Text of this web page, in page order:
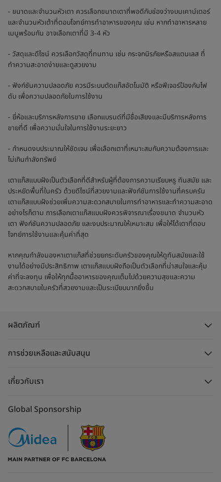
- ขนาดและจำนวนหัวเตา ควรเลือกขนาดเตาที่พอดีกับช่องว่างบนเคาน์เตอร์
และจำนวนหัวเต้าที่ตอบโจทย์การทำอาหารของคุณ เช่น หากทำอาหารหลาย
เมนูพร้อมกัน อาจเลือกเตาที่มี 3-4 หัว
- วัสดุและดีไซน์ ควรเลือกวัสดุที่ทนทาน เช่น กระจกนิรภัยหรือสแตนเลส ที่
ทำความสะอาดง่ายและดูสวยงาม
- ฟังก์ชันความปลอดภัย ควรมีระบบตัดแก๊สอัตโนมัติ หรือฟีเจอร์ป้องกันไฟ
ดับ เพื่อความปลอดภัยในการใช้งาน
- ยี่ห้อและบริการหลังการขาย เลือกแบรนด์ที่มีชื่อเสียงและมีบริการหลังการ
ขายที่ดี เพื่อความมั่นใจในการใช้งานระยะยาว
- กำหนดงบประมาณให้ชัดเจน เพื่อเลือกเตาที่เหมาะสมกับความต้องการและ
ไม่เกินกำลังทรัพย์
เตาแก๊สแบบฝังเป็นตัวเลือกที่ดีสำหรับผู้ที่ต้องการความเรียบหรู ทันสมัย และ
ประหยัดพื้นที่ในครัว ด้วยดีไซน์ที่สวยงามและฟังก์ชันการใช้งานที่ครบครัน
เตาแก๊สแบบฝังช่วยเพิ่มความสะดวกสบายในการทำอาหารและทำความสะอาด
อย่างไรก็ตาม การเลือกเตาแก๊สแบบฝังควรพิจารณาเรื่องขนาด จำนวนหัว
เตา ฟังก์ชันความปลอดภัย และงบประมาณให้เหมาะสม เพื่อให้ได้เตาที่ตอบ
โจทย์การใช้งานและคุ้มค่าที่สุด
หากคุณกำลังมองหาเตาแก๊สที่ช่วยยกระดับครัวของคุณให้ดูทันสมัยและใช้
งานได้อย่างมีประสิทธิภาพ เตาแก๊สแบบฝังถือเป็นตัวเลือกที่น่าสนใจและคุ้ม
ค่าที่จะลงทุน เพื่อให้ทุกมื้ออาหารของคุณเต็มไปด้วยความสุขและความ
สะดวกสบายในครัวที่สวยงามและเป็นระเบียบมากยิ่งขึ้น
ผลิตภัณฑ์
การช่วยเหลือและสนับสนุน
เกี่ยวกับเรา
Global Sponsorship